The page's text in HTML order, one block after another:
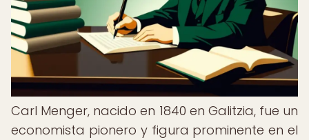
Carl Menger, nacido en 1840 en Galitzia, fue un
economista pionero y figura prominente en el